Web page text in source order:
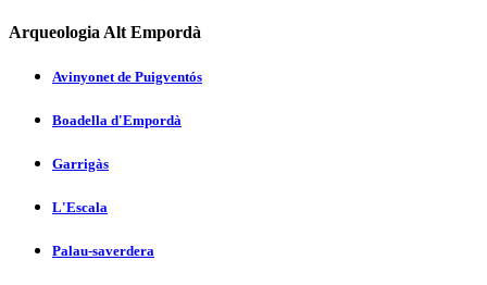
Arqueologia Alt Empordà
Avinyonet de Puigventós
Boadella d'Empordà
Garrigàs
L'Escala
Palau-saverdera